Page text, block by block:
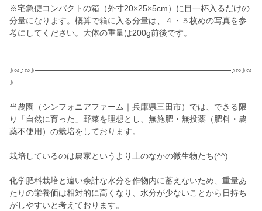
※宅急便コンパクトの箱（外寸20×25×5cm）に目一杯入るだけの
分量になります。概算で箱に入る分量は、４・５枚めの写真を参
考にしてください。大体の重量は200g前後です。
♪∽♪∽♪————————————————————————♪∽♪∽
♪
当農園（シンフォニアファーム｜兵庫県三田市）では、できる限
り「自然に育った」野菜を理想とし、無施肥・無投薬（肥料・農
薬不使用）の栽培をしております。
栽培しているのは農家というより土のなかの微生物たち(^^)
化学肥料栽培と違い余計な水分を作物内に蓄えないため、重量あ
たりの栄養価は相対的に高くなり、水分が少ないことから日持ち
がしやすいと考えております。